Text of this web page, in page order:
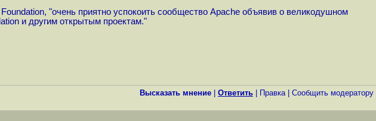
"очень приятно успокоить сообщество Apache объявив о великодушном
и другим открытым проектам."
Высказать мнение Ответить Правка| Cообщить модератору